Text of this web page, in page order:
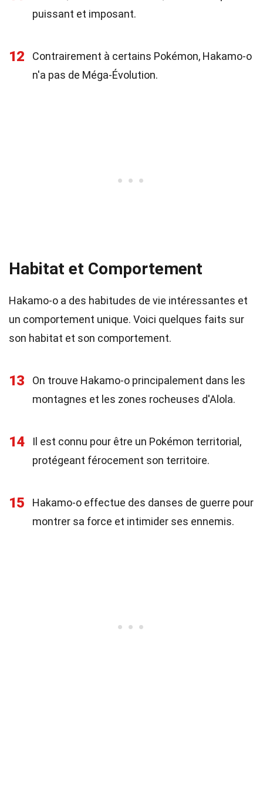
puissant et imposant.
12
Contrairement à certains Pokémon, Hakamo-o
n'a pas de Méga-Évolution.
Habitat et Comportement
Hakamo-o a des habitudes de vie intéressantes et
un comportement unique. Voici quelques faits sur
son habitat et son comportement.
13
On trouve Hakamo-o principalement dans les
montagnes et les zones rocheuses d'Alola.
14
Il est connu pour être un Pokémon territorial,
protégeant férocement son territoire.
15
Hakamo-o effectue des danses de guerre pour
montrer sa force et intimider ses ennemis.